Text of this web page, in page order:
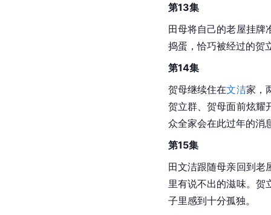
第13集
田母将自己的老屋挂牌
捣蛋，恰巧被经过的贺
第14集
贺母继续住在文洁家，
贺立群、贺母面前炫耀
众全家会在此过年的消
第15集
田文洁跟随母亲回到老
里有说不出的滋味。贺
子里感到十分孤独。